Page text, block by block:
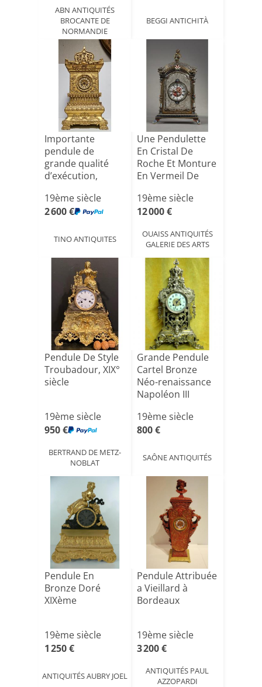
ABN ANTIQUITÉS
BROCANTE DE
NORMANDIE
BEGGI ANTICHITÀ
Importante
pendule de
grande qualité
d’exécution,
19ème siècle
2 600 €
TINO ANTIQUITES
Une Pendulette
En Cristal De
Roche Et Monture
En Vermeil De
19ème siècle
12 000 €
OUAISS ANTIQUITÉS
GALERIE DES ARTS
Pendule De Style
Troubadour, XIX°
siècle
19ème siècle
950 €
BERTRAND DE METZ-
NOBLAT
Grande Pendule
Cartel Bronze
Néo-renaissance
Napoléon III
19ème siècle
800 €
SAÔNE ANTIQUITÉS
Pendule En
Bronze Doré
XIXème
19ème siècle
1 250 €
ANTIQUITÉS AUBRY JOEL
Pendule Attribuée
a Vieillard à
Bordeaux
19ème siècle
3 200 €
ANTIQUITÉS PAUL
AZZOPARDI